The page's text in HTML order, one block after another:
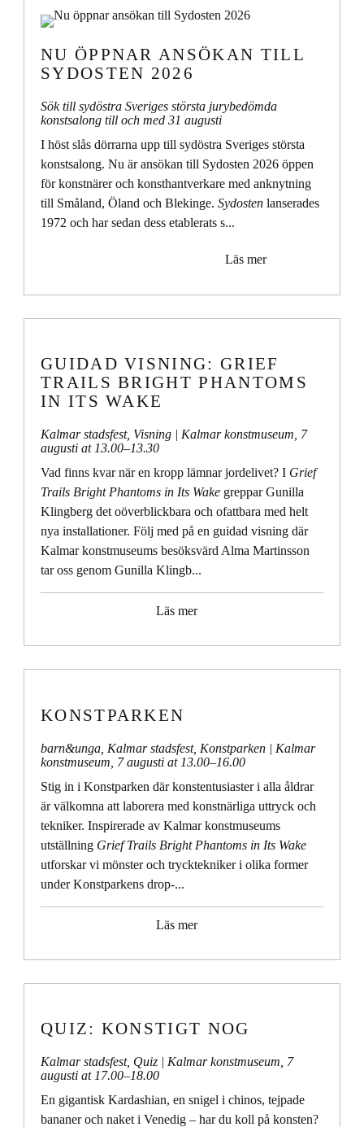
NU ÖPPNAR ANSÖKAN TILL
SYDOSTEN 2026
Sök till sydöstra Sveriges största jurybedömda
konstsalong till och med 31 augusti
I höst slås dörrarna upp till sydöstra Sveriges största
konstsalong. Nu är ansökan till Sydosten 2026 öppen
för konstnärer och konsthantverkare med anknytning
till Småland, Öland och Blekinge. Sydosten lanserades
1972 och har sedan dess etablerats s...
Läs mer
GUIDAD VISNING: GRIEF
TRAILS BRIGHT PHANTOMS
IN ITS WAKE
Kalmar stadsfest, Visning | Kalmar konstmuseum, 7
augusti at 13.00–13.30
Vad finns kvar när en kropp lämnar jordelivet? I Grief
Trails Bright Phantoms in Its Wake greppar Gunilla
Klingberg det oöverblickbara och ofattbara med helt
nya installationer. Följ med på en guidad visning där
Kalmar konstmuseums besöksvärd Alma Martinsson
tar oss genom Gunilla Klingb...
Läs mer
KONSTPARKEN
barn&unga Kalmar stadsfest, Konstparken | Kalmar
konstmuseum, 7 augusti at 13.00–16.00
Stig in i Konstparken där konstentusiaster i alla åldrar
är välkomna att laborera med konstnärliga uttryck och
tekniker. Inspirerade av Kalmar konstmuseums
utställning Grief Trails Bright Phantoms in Its Wake
utforskar vi mönster och trycktekniker i olika former
under Konstparkens drop-...
Läs mer
QUIZ: KONSTIGT NOG
Kalmar stadsfest, Quiz | Kalmar konstmuseum, 7
augusti at 17.00–18.00
En gigantisk Kardashian, en snigel i chinos, tejpade
bananer och naket i Venedig – har du koll på konsten?